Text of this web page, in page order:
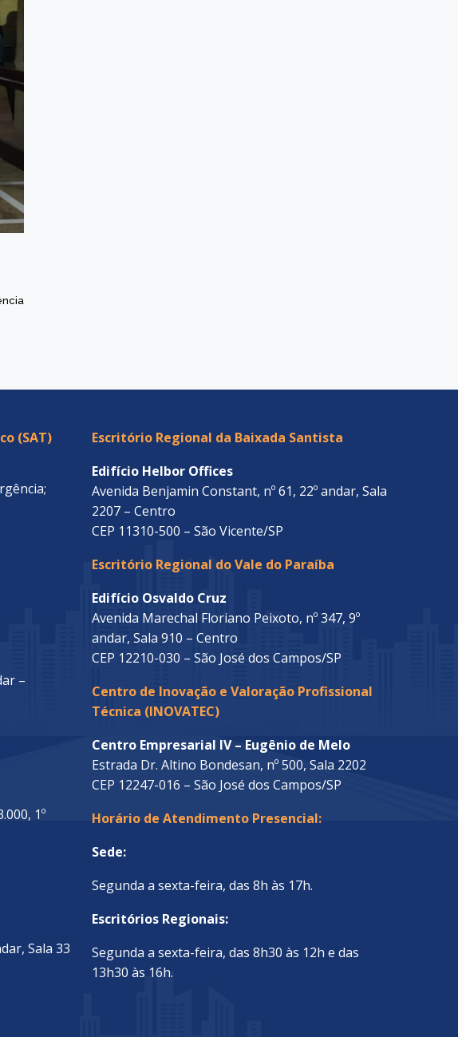
(SAT)
–
1º
Sala 33
Escritório Regional da Baixada Santista
Edifício Helbor Offices
Avenida Benjamin Constant, nº 61, 22º andar, Sala
2207 – Centro
CEP 11310-500 – São Vicente/SP
Escritório Regional do Vale do Paraíba
Edifício Osvaldo Cruz
Avenida Marechal Floriano Peixoto, nº 347, 9º
andar, Sala 910 – Centro
CEP 12210-030 – São José dos Campos/SP
Centro de Inovação e Valoração Profissional
Técnica (INOVATEC)
Centro Empresarial IV – Eugênio de Melo
Estrada Dr. Altino Bondesan, nº 500, Sala 2202
CEP 12247-016 – São José dos Campos/SP
Horário de Atendimento Presencial:
Sede:
Segunda a sexta-feira, das 8h às 17h.
Escritórios Regionais:
Segunda a sexta-feira, das 8h30 às 12h e das
13h30 às 16h.